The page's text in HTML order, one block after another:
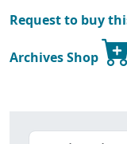
Request to buy
Archives Shop